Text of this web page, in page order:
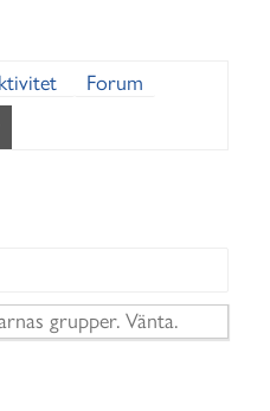
Forum
grupper. Vänta.